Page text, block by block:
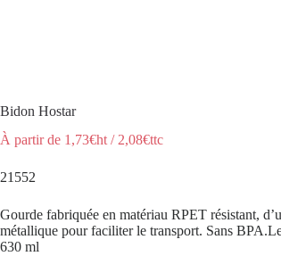
Bidon Hostar
À partir de 1,73€ht / 2,08€ttc
21552
Gourde fabriquée en matériau RPET résistant,
métallique pour faciliter le transport. Sans
630 ml